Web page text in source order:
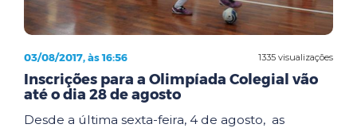
1335 visualizações
03/08/2017, às 16:56
Inscrições para a Olimpíada Colegial vão
até o dia 28 de agosto
Desde a última sexta-feira, 4 de agosto, as